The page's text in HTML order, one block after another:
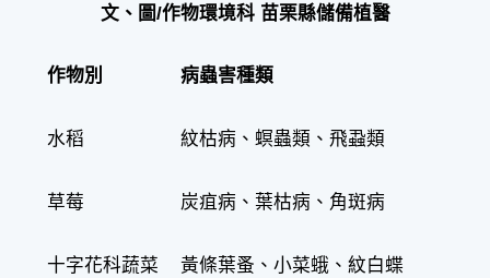
文、圖/作物環境科 苗栗縣儲備植醫
作物別 病蟲害種類
水稻 紋枯病、螟蟲類、飛蝨類
草莓 炭疽病、葉枯病、角斑病
十字花科蔬菜 黃條葉蚤、小菜蛾、紋白蝶